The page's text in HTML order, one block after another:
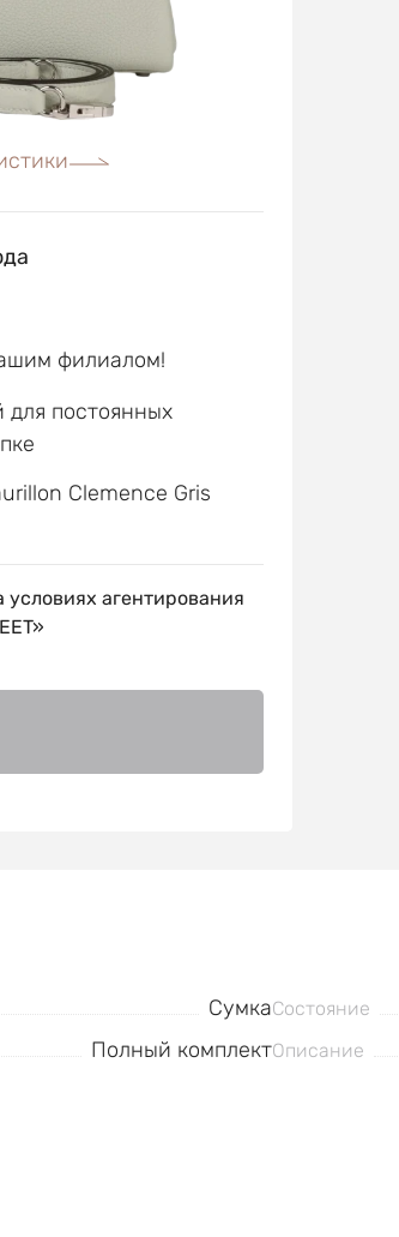
филиалом!
для постоянных
Clemence Gris
агентирования
Сумка
Полный комплект
Состояние
Описание